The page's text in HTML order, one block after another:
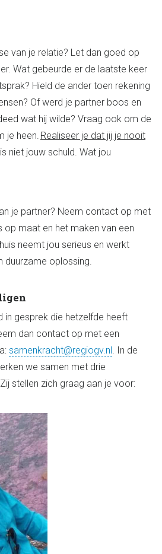
van je relatie? Let dan goed op
Wat gebeurde er de laatste keer
Hield de ander toen rekening
? Of werd je partner boos en
wat hij wilde? Vraag ook om de
je heen. Realiseer je dat jij je nooit
niet jouw schuld. Wat jou
je partner? Neem contact op met
op maat en het maken van een
neemt jou serieus en werkt
duurzame oplossing.
in gesprek die hetzelfde heeft
dan contact op met een
samenkracht@regiogv.nl. In de
we samen met drie
stellen zich graag aan je voor: